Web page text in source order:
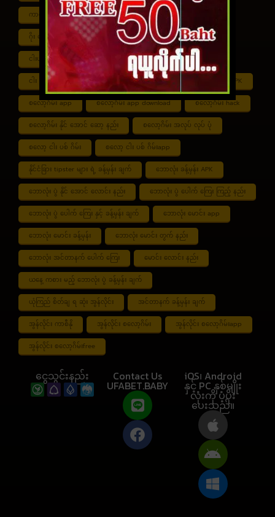
ကာစီနို ငါး ပစ် ဂိမ်း ကာစီနို စလော့ဂိမ်း ကျွဲ စလော့ဂိမ်း
ဂိုး ပေါင်း လောင်း နည်း ငါး ဂိမ်း ငွေ အကောင် ဆုံး
ငါးပစ်ဂိမ်း App download ငါး ပစ် ဂိမ်း link
ငါး ပစ် ဂိမ်း ဆော့ နည်း ငါး ပစ် ဂိမ်း ပိုက်ဆံ ရ စလော့ဂိမ်း APK
စလော့ဂိမ်း app စလော့ဂိမ်း app download စလော့ဂိမ်း hack
စလော့ဂိမ်း နိုင် အောင် ဆော့ နည်း စလော့ဂိမ်း အလုပ် လုပ် ပုံ
စလော့ ငါး ပစ် ဂိမ်း စလော့ ငါး ပစ် ဂိမ်းapp
နိုင်ငံခြား tipster များ ရဲ့ ခန့်မှန်း ချက် ဘောလုံး ခန့်မှန်း APK
ဘောလုံး ပွဲ နိုင် အောင် လောင်း နည်း ဘောလုံး ပွဲ ပေါက် ကြေး ကြည့် နည်း
ဘောလုံး ပွဲ ပေါက် ကြေး နှင့် ခန့်မှန်း ချက် ဘောလုံး မောင်း app
ဘောလုံး မောင်း ခန့်မှန်း ဘောလုံး မောင်း တွက် နည်း
ဘောလုံး အင်တာနက် ပေါက် ကြေး မောင်း လောင်း နည်း
ယနေ့ ကစား မည့် ဘောလုံး ပွဲ ခန့်မှန်း ချက်
ယုံကြည် စိတ်ချ ရ ဆုံး အွန်လိုင်း အင်တာနက် ခန့်မှန်း ချက်
အွန်လိုင်း ကာစီနို အွန်လိုင်း စလော့ဂိမ်း အွန်လိုင်း စလော့ဂိမ်းapp
အွန်လိုင်း စလော့ဂိမ်းfree
ငွေသွင်းနည်း Contact Us
UFABET.BABY
iOS၊ Android
နှင့် PC နှစ်မျိုး
လုံးကို ပံ့ပိုး
ပေးသည်။